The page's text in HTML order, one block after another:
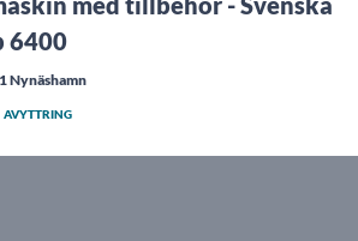
6400
Nynäshamn
AVYTTRING